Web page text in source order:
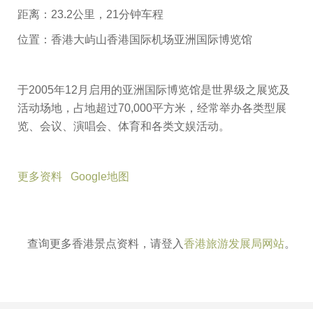
距离：23.2公里，21分钟车程
位置：香港大屿山香港国际机场亚洲国际博览馆
于2005年12月启用的亚洲国际博览馆是世界级之展览及
活动场地，占地超过70,000平方米，经常举办各类型展
览、会议、演唱会、体育和各类文娱活动。
更多资料 Google地图
查询更多香港景点资料，请登入香港旅游发展局网站。